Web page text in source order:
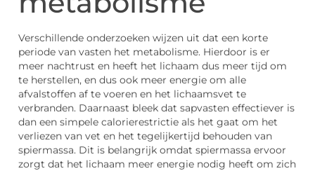
Verschillende onderzoeken wijzen uit dat een korte
periode van vasten het metabolisme. Hierdoor is er
meer nachtrust en heeft het lichaam dus meer tijd om
te herstellen, en dus ook meer energie om alle
afvalstoffen af te voeren en het lichaamsvet te
verbranden. Daarnaast bleek dat sapvasten effectiever is
dan een simpele calorierestrictie als het gaat om het
verliezen van vet en het tegelijkertijd behouden van
spiermassa. Dit is belangrijk omdat spiermassa ervoor
zorgt dat het lichaam meer energie nodig heeft om zich